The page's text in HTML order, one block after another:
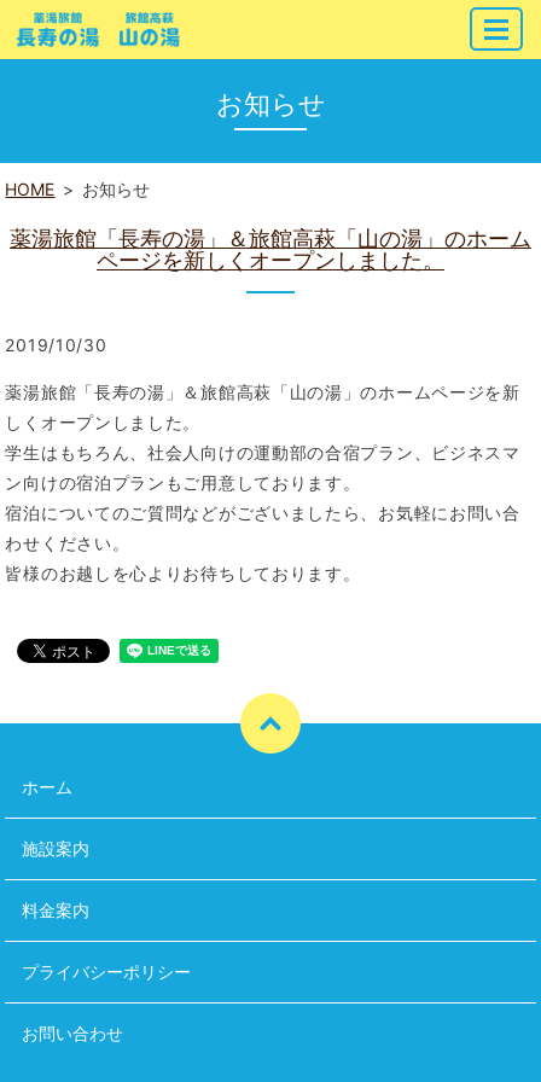
お知らせ
HOME お知らせ
薬湯旅館「長寿の湯」＆旅館高萩「山の湯」のホーム
ページを新しくオープンしました。
2019/10/30
薬湯旅館「長寿の湯」＆旅館高萩「山の湯」のホームページを新
しくオープンしました。
学生はもちろん、社会人向けの運動部の合宿プラン、ビジネスマ
ン向けの宿泊プランもご用意しております。
宿泊についてのご質問などがございましたら、お気軽にお問い合
わせください。
皆様のお越しを心よりお待ちしております。
ホーム
施設案内
料金案内
プライバシーポリシー
お問い合わせ